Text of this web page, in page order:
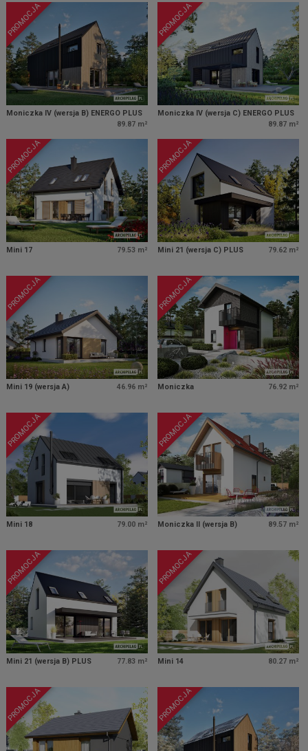
PROMOCJA
Moniczka IV (wersja B) ENERGO PLUS
89.87 m²
PROMOCJA
Moniczka IV (wersja C) ENERGO PLUS
89.87 m²
PROMOCJA
Mini 17 79.53 m²
PROMOCJA
Mini 21 (wersja C) PLUS 79.62 m²
PROMOCJA
Mini 19 (wersja A) 46.96 m²
PROMOCJA
Moniczka 76.92 m²
PROMOCJA
Mini 18 79.00 m²
PROMOCJA
Moniczka II (wersja B) 89.57 m²
PROMOCJA
Mini 21 (wersja B) PLUS 77.83 m²
PROMOCJA
Mini 14 80.27 m²
PROMOCJA PROMOCJA